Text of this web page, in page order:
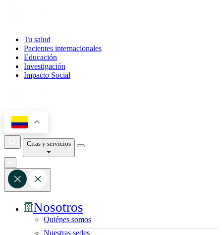
Tu salud
Pacientes internacionales
Educación
Investigación
Impacto Social
Citas y servicios
Nosotros
Quiénes somos
Nuestras sedes